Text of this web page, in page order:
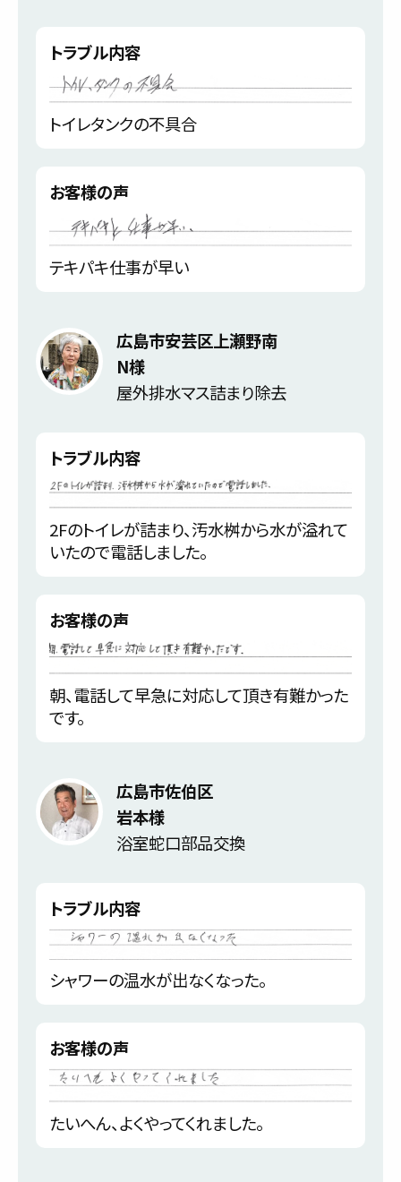
トラブル内容
トイレタンクの不具合
お客様の声
テキパキ仕事が早い
広島市安芸区上瀬野南
N様
屋外排水マス詰まり除去
トラブル内容
2Fのトイレが詰まり、汚水桝から水が溢れて
いたので電話しました。
お客様の声
朝、電話して早急に対応して頂き有難かった
です。
広島市佐伯区
岩本様
浴室蛇口部品交換
トラブル内容
シャワーの温水が出なくなった。
お客様の声
たいへん、よくやってくれました。